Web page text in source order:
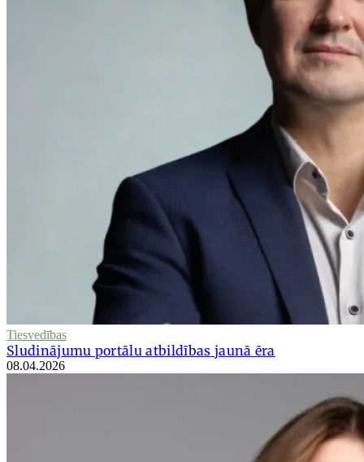
Tiesvedības
Sludinājumu portālu atbildības jaunā ēra
08.04.2026